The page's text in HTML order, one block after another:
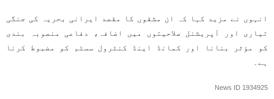
انہوں نے مزید کہا کہ ان مشقوں کا مقصد ایرانی بحریہ کی جنگی
تیاری اور آپریشنل صلاحیتوں میں اضافہ، دفاعی منصوبہ بندی
کو مؤثر بنانا اور کمانڈ اینڈ کنٹرول سسٹم کو مضبوط کرنا
ہے۔
News ID 1934925